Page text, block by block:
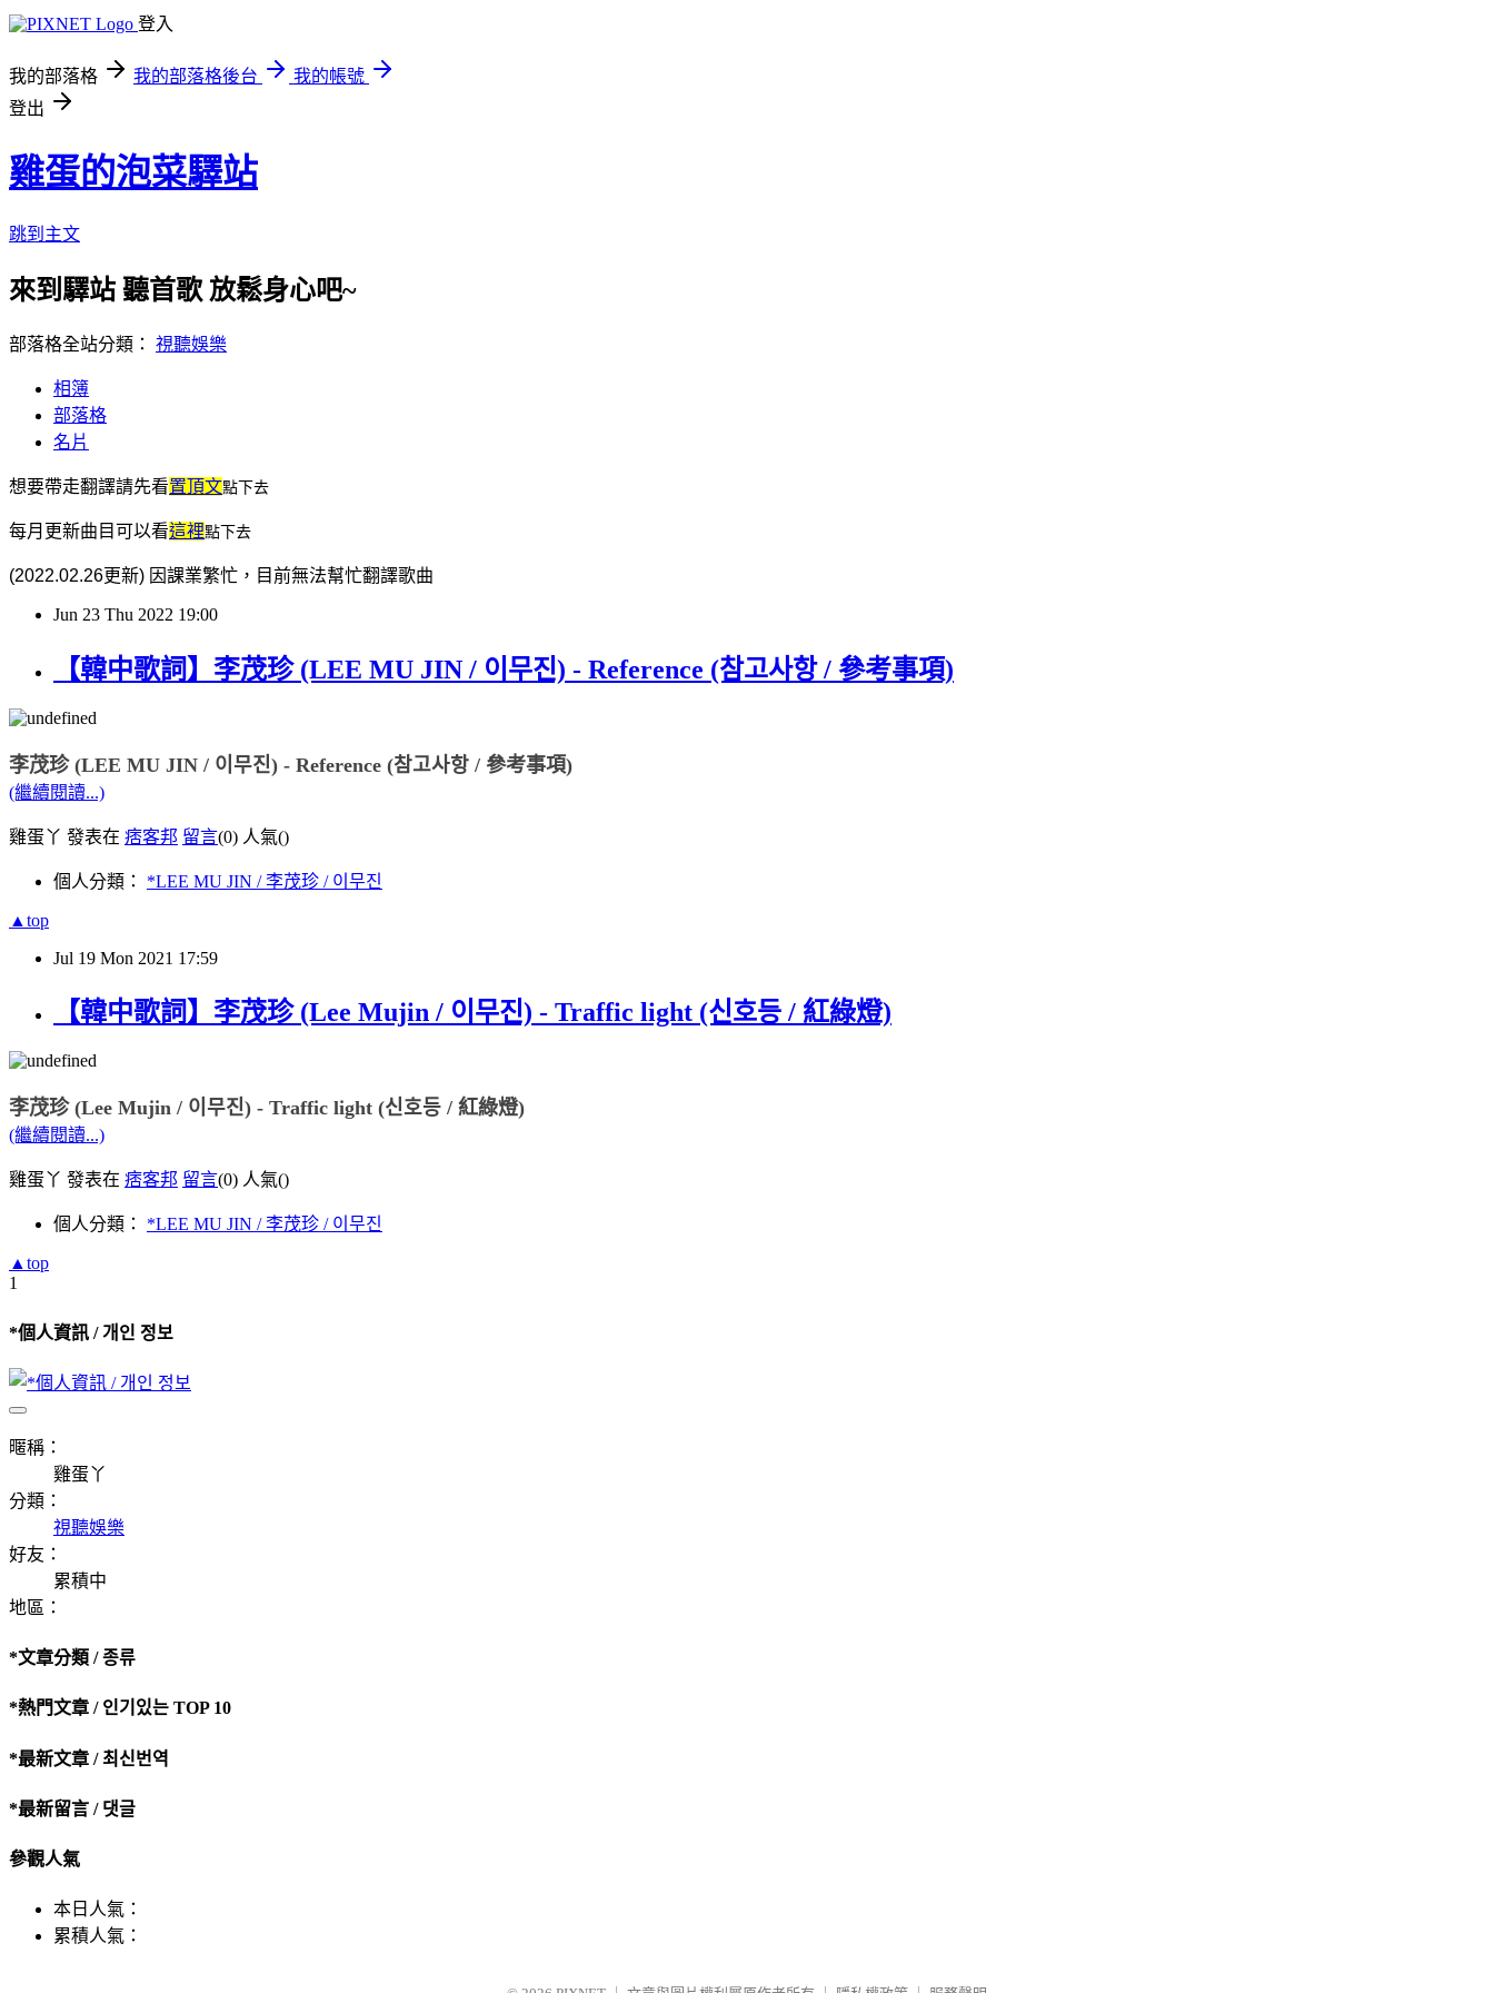
登入
我的部落格 我的部落格後台
我的帳號
登出
雞蛋的泡菜驛站
跳到主文
來到驛站 聽首歌 放鬆身心吧~
部落格全站分類： 視聽娛樂
相簿
部落格
名片
想要帶走翻譯請先看置頂文點下去
每月更新曲目可以看這裡點下去
(2022.02.26更新) 因課業繁忙，目前無法幫忙翻譯歌曲
Jun 23 Thu 2022 19:00
【韓中歌詞】李茂珍 (LEE MU JIN / 이무진) - Reference (참고사항 / 參考事項)
李茂珍 (LEE MU JIN / 이무진) - Reference (참고사항 / 參考事項)
(繼續閱讀...)
雞蛋丫 發表在 痞客邦 留言(0) 人氣()
個人分類： *LEE MU JIN / 李茂珍 / 이무진
▲top
Jul 19 Mon 2021 17:59
【韓中歌詞】李茂珍 (Lee Mujin / 이무진) - Traffic light (신호등 / 紅綠燈)
李茂珍 (Lee Mujin / 이무진) - Traffic light (신호등 / 紅綠燈)
(繼續閱讀...)
雞蛋丫 發表在 痞客邦 留言(0) 人氣()
個人分類： *LEE MU JIN / 李茂珍 / 이무진
▲top
1
*個人資訊 / 개인 정보
暱稱：
雞蛋丫
分類：
視聽娛樂
好友：
累積中
地區：
*文章分類 / 종류
*熱門文章 / 인기있는 TOP 10
*最新文章 / 최신번역
*最新留言 / 댓글
參觀人氣
本日人氣：
累積人氣：